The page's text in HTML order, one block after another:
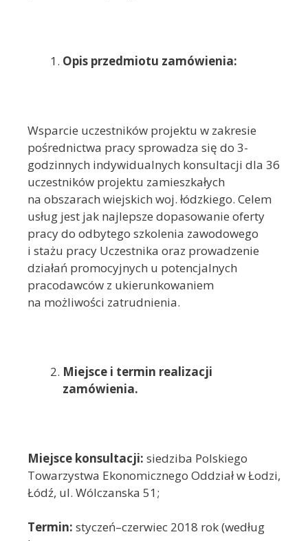
Opis przedmiotu zamówienia:
Wsparcie uczestników projektu w zakresie
pośrednictwa pracy sprowadza się do 3-
godzinnych indywidualnych konsultacji dla 36
uczestników projektu zamieszkałych
na obszarach wiejskich woj. łódzkiego. Celem
usług jest jak najlepsze dopasowanie oferty
pracy do odbytego szkolenia zawodowego
i stażu pracy Uczestnika oraz prowadzenie
działań promocyjnych u potencjalnych
pracodawców z ukierunkowaniem
na możliwości zatrudnienia.
Miejsce i termin realizacji
zamówienia.
Miejsce konsultacji: siedziba Polskiego
Towarzystwa Ekonomicznego Oddział w Łodzi,
Łódź, ul. Wólczanska 51;
Termin: styczeń–czerwiec 2018 rok (według